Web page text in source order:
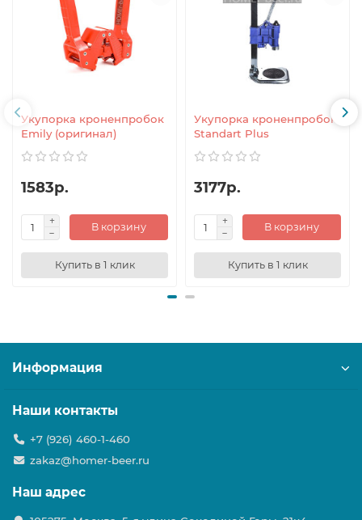
Укупорка кроненпробок
Emily (оригинал)
1583р.
В корзину
Купить в 1 клик
Укупорка кроненпробок
Standart Plus
3177р.
В корзину
Купить в 1 клик
Информация
Наши контакты
+7 (926) 460-1-460
zakaz@homer-beer.ru
Наш адрес